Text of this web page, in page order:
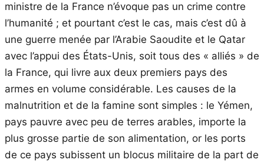
ministre de la France n’évoque pas un crime contre
l’humanité ; et pourtant c’est le cas, mais c’est dû à
une guerre menée par l’Arabie Saoudite et le Qatar
avec l’appui des États-Unis, soit tous des « alliés » de
la France, qui livre aux deux premiers pays des
armes en volume considérable. Les causes de la
malnutrition et de la famine sont simples : le Yémen,
pays pauvre avec peu de terres arables, importe la
plus grosse partie de son alimentation, or les ports
de ce pays subissent un blocus militaire de la part de